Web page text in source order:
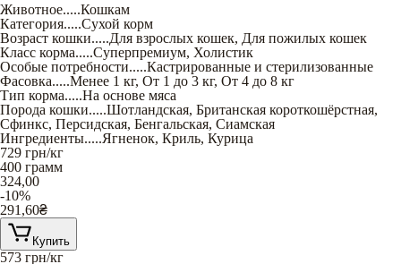
Животное.....Кошкам
Категория.....Сухой корм
Возраст кошки.....Для взрослых кошек, Для пожилых кошек
Класс корма.....Суперпремиум, Холистик
Особые потребности.....Кастрированные и стерилизованные
Фасовка.....Менее 1 кг, От 1 до 3 кг, От 4 до 8 кг
Тип корма.....На основе мяса
Порода кошки.....Шотландская, Британская короткошёрстная,
Сфинкс, Персидская, Бенгальская, Сиамская
Ингредиенты.....Ягненок, Криль, Курица
729 грн/кг
400 грамм
324,00
-10%
291,60₴
Купить
573 грн/кг